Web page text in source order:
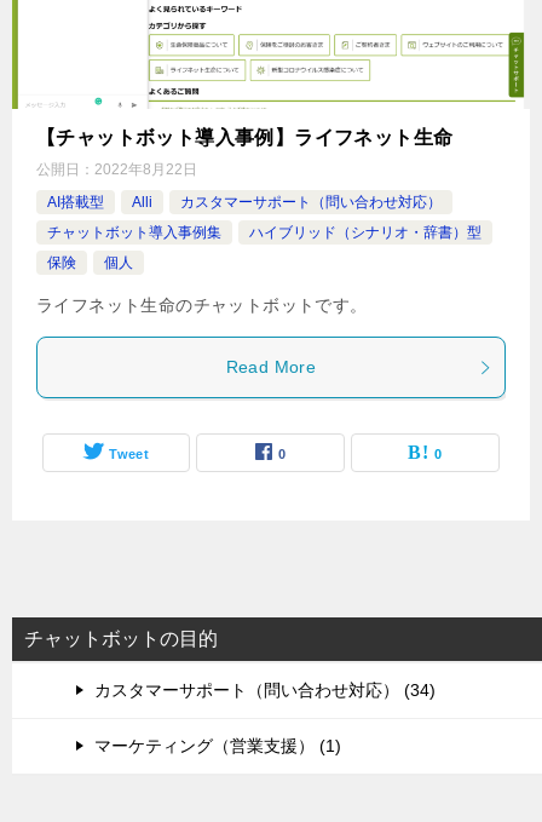
【チャットボット導入事例】ライフネット生命
公開日： 2022年8月22日
AI搭載型
Alli
カスタマーサポート（問い合わせ対応）
チャットボット導入事例集
ハイブリッド（シナリオ・辞書）型
保険
個人
ライフネット生命のチャットボットです。
Read More
Tweet 0 0
チャットボットの目的
カスタマーサポート（問い合わせ対応） (34)
マーケティング（営業支援） (1)